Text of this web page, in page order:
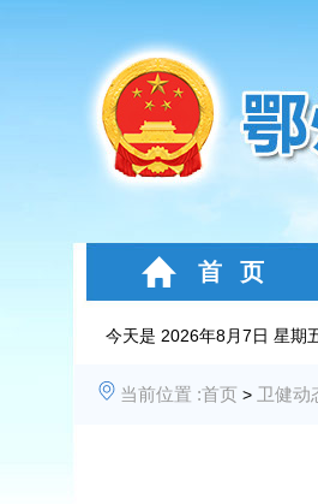
首 页
今天是 2026年8月7日 星期
当前位置 :首页 > 卫健动